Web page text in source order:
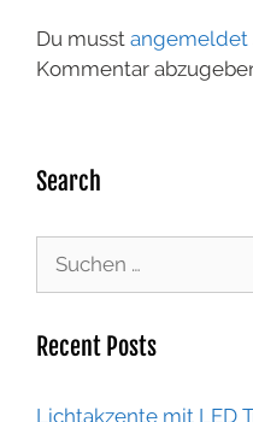
Du musst angemeldet
Kommentar
Search
Recent Posts
Lichtakzente mit LED